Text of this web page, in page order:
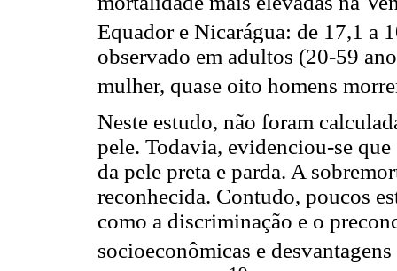
Equador e Nicarágua: de 17,1 a
observado em adultos (20-59
mulher, quase oito homens
Neste estudo, não foram
pele. Todavia, evidenciou-se
da pele preta e parda. A
reconhecida. Contudo, poucos
como a discriminação e o
socioeconômicas e